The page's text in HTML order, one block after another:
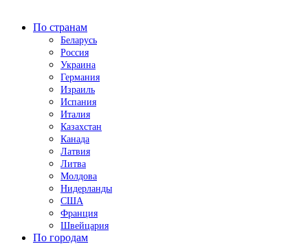
По странам
Беларусь
Россия
Украина
Германия
Израиль
Испания
Италия
Казахстан
Канада
Латвия
Литва
Молдова
Нидерланды
США
Франция
Швейцария
По городам